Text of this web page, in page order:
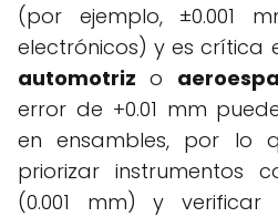
(por ejemplo, ±0.001
electrónicos) y es crítica
automotriz o
error de +0.01 mm
en ensambles, por lo
priorizar instrumentos
(0.001 mm) y verificar